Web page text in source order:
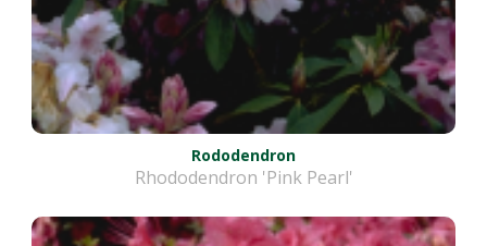
Rododendron
Rhododendron 'Pink Pearl'